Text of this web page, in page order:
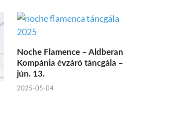
Noche Flamence – Aldberan
Kompánia évzáró táncgála –
jún. 13.
2025-05-04